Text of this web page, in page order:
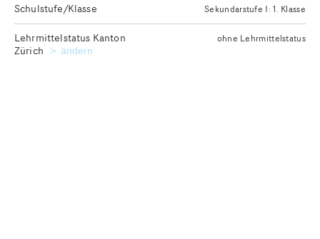
Schulstufe/Klasse Sekundarstufe I: 1. Klasse
Lehrmittelstatus Kanton
Zürich
Kanton für die Ausgabe des gewünschten
ändern
ohne Lehrmittelstatus